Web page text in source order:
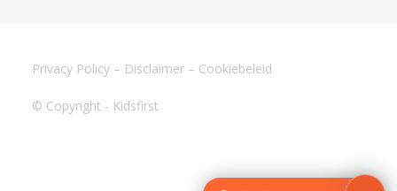
© Copyright - Kidsfirst
Privacy Policy – Disclaimer – Cookiebeleid